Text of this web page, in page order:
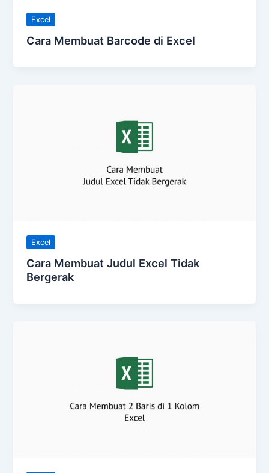
Excel
Cara Membuat Barcode di Excel
Excel
Cara Membuat Judul Excel Tidak
Bergerak